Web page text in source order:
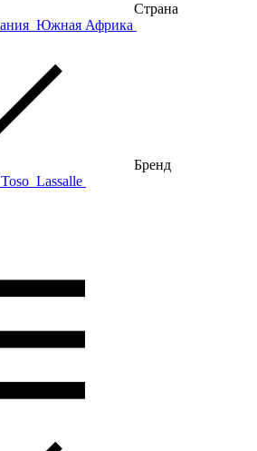
Страна
Южная Африка
Бренд
Toso Lassalle